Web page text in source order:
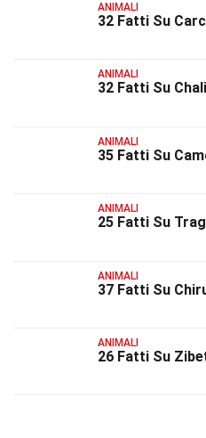
ANIMALI
32 Fatti Su
ANIMALI
32 Fatti Su
ANIMALI
35 Fatti Su
ANIMALI
25 Fatti Su
ANIMALI
37 Fatti Su
ANIMALI
26 Fatti Su